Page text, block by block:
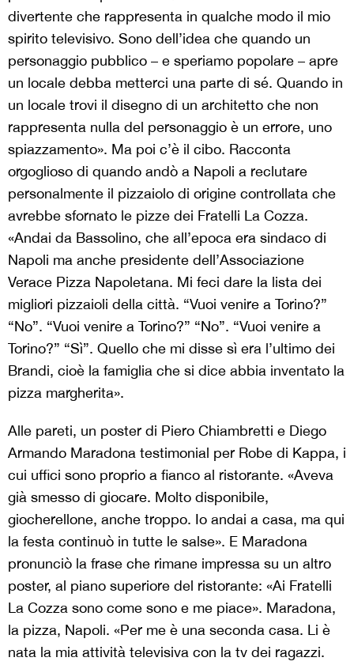
divertente che rappresenta in qualche modo il mio
spirito televisivo. Sono dell’idea che quando un
personaggio pubblico – e speriamo popolare – apre
un locale debba metterci una parte di sé. Quando in
un locale trovi il disegno di un architetto che non
rappresenta nulla del personaggio è un errore, uno
spiazzamento». Ma poi c’è il cibo. Racconta
orgoglioso di quando andò a Napoli a reclutare
personalmente il pizzaiolo di origine controllata che
avrebbe sfornato le pizze dei Fratelli La Cozza.
«Andai da Bassolino, che all’epoca era sindaco di
Napoli ma anche presidente dell’Associazione
Verace Pizza Napoletana. Mi feci dare la lista dei
migliori pizzaioli della città. “Vuoi venire a Torino?”
“No”. “Vuoi venire a Torino?” “No”. “Vuoi venire a
Torino?” “Sì”. Quello che mi disse sì era l’ultimo dei
Brandi, cioè la famiglia che si dice abbia inventato la
pizza margherita».
Alle pareti, un poster di Piero Chiambretti e Diego
Armando Maradona testimonial per Robe di Kappa, i
cui uffici sono proprio a fianco al ristorante. «Aveva
già smesso di giocare. Molto disponibile,
giocherellone, anche troppo. Io andai a casa, ma qui
la festa continuò in tutte le salse». E Maradona
pronunciò la frase che rimane impressa su un altro
poster, al piano superiore del ristorante: «Ai Fratelli
La Cozza sono come sono e me piace». Maradona,
la pizza, Napoli. «Per me è una seconda casa. Li è
nata la mia attività televisiva con la tv dei ragazzi.